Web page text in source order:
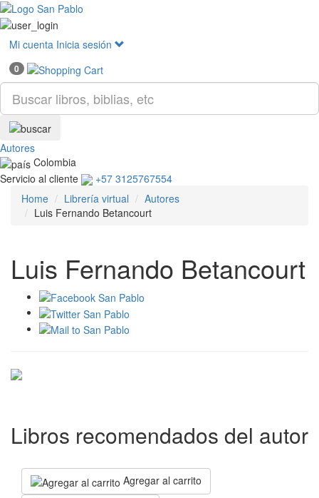
Mi cuenta Inicia sesión
0
Autores
Colombia
Servicio al cliente
+57 3125767554
Home
Librería virtual
Autores
Luis Fernando Betancourt
Luis Fernando Betancourt
Libros recomendados del autor
Agregar al carrito